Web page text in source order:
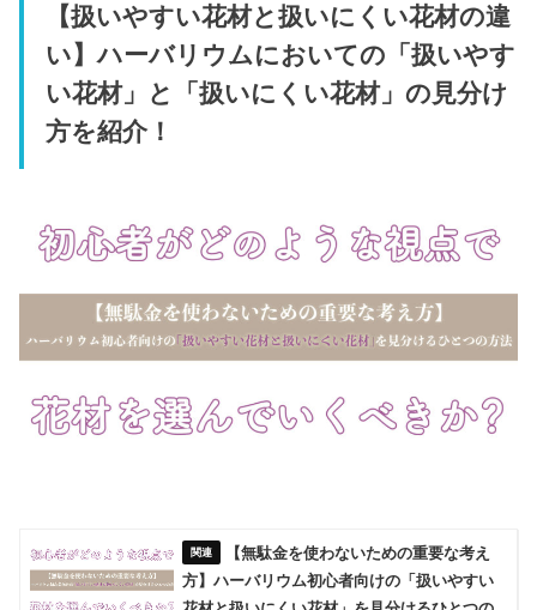
【扱いやすい花材と扱いにくい花材の違
い】ハーバリウムにおいての「扱いやす
い花材」と「扱いにくい花材」の見分け
方を紹介！
【無駄金を使わないための重要な考え
方】ハーバリウム初心者向けの「扱いやすい